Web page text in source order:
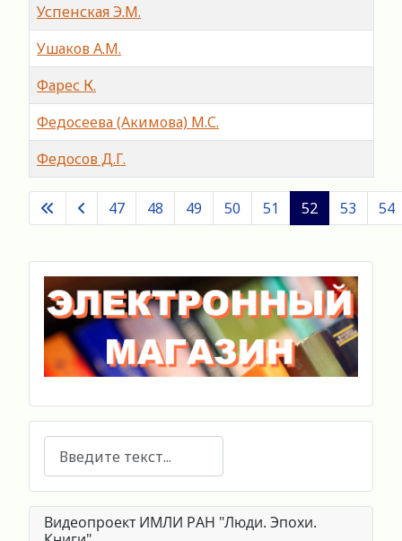
Материалы
Успенская Э.М.
Ушаков А.М.
Фарес К.
Федосеева (Акимова) М.С.
Федосов Д.Г.
Страница 52 из 60
47 48 49 50 51 52 53 54
Видеопроект ИМЛИ РАН "Люди. Эпохи.